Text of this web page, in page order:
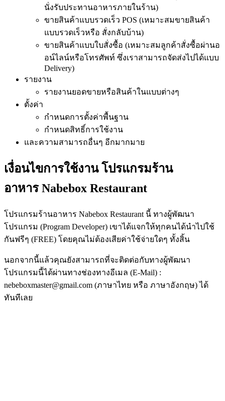
นั่งรับประทานอาหารภายในร้าน)
ขายสินค้าแบบรวดเร็ว POS (เหมาะสมขายสินค้า
แบบรวดเร็วหรือ สั่งกลับบ้าน)
ขายสินค้าแบบใบสั่งซื้อ (เหมาะสมลูกค้าสั่งซื้อผ่านอ
อน์ไลน์หรือโทรศัพท์ ซึ่งเราสามารถจัดส่งไปได้แบบ
Delivery)
รายงาน
รายงานยอดขายหรือสินค้าในแบบต่างๆ
ตั้งค่า
กำหนดการตั้งค่าพื้นฐาน
กำหนดสิทธิ์การใช้งาน
และความสามารถอื่นๆ อีกมากมาย
เงื่อนไขการใช้งาน โปรแกรมร้าน
อาหาร Nabebox Restaurant
โปรแกรมร้านอาหาร Nabebox Restaurant นี้ ทางผู้พัฒนา
โปรแกรม (Program Developer) เขาได้แจกให้ทุกคนได้นำไปใช้
กันฟรีๆ (FREE) โดยคุณไม่ต้องเสียค่าใช้จ่ายใดๆ ทั้งสิ้น
นอกจากนี้แล้วคุณยังสามารถที่จะติดต่อกับทางผู้พัฒนา
โปรแกรมนี้ได้ผ่านทางช่องทางอีเมล (E-Mail) :
nebeboxmaster@gmail.com (ภาษาไทย หรือ ภาษาอังกฤษ) ได้
ทันทีเลย